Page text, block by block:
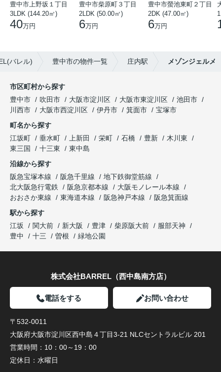
豊中市上野坂１丁目
3LDK (144.20㎡)
40万円
豊中市柴原町３丁目
2LDK (50.00㎡)
6万円
豊中市螢池東町２丁目
2DK (47.00㎡)
6万円
バレル) 豊中市の物件一覧 庄内駅 メゾンジェルメ
市区町村から探す
豊中市
吹田市 大阪市淀川区 大阪市東淀川区
池田市
川西市
大阪市西淀川区 伊丹市 箕面市
宝塚市
町名から探す
江坂町
垂水町 上新田 栄町 石橋 豊新
木川東
東三国
十三東
東中島
沿線から探す
阪急宝塚本線
阪急千里線
地下鉄御堂筋線
北大阪急行電鉄
阪急京都本線
大阪モノレール本線
おおさか東線
東海道本線 阪急神戸本線
阪急箕面線
駅から探す
江坂
関大前 新大阪 豊津 柴原阪大前
服部天神
豊中
十三 曽根 緑地公園
株式会社BARREL（西中島南方店）
電話をする お問い合わせ
〒532-0011
大阪府大阪市淀川区西中島４丁目3-21 NLCセントラルビル 201
営業時間： 10：00～19：00
定休日： 水曜日